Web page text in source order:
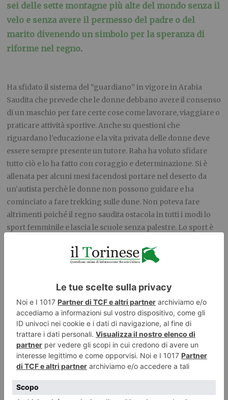
sei delle sette montagne più alte del mondo senza il
velo e senza avere il permesso del padre o del
marito divenendo un simbolo per la speranza di
riforme nel regno.
Ha sfidato il sistema del “guardiano” in vigore in Arabia
Saudita che prevede che le donne debbano avere il consenso
di un maschio per fare certe cose come lavorare, viaggiare o
praticare attività sportive. Anche su questioni che
riguardano l’educazione e la vita privata delle donne deve
essere sempre presente un tutore. Raha ha voluto sfidare
tutto ciò e lo ha fatto con coraggio e determinazione. Si è
allenata per alcuni mesi facendosi portare nel deserto da
un’autista perchè le donne non possono guidare e ha
cominciato a fare trekking sulle dune. Non poteva fare
altrimenti poiché il regno saudita ostacola in tutti i modi lo
sport femminile e lascia le scuole senza palestre. Lo sport è
causa dell’abbigliamento. Nata a Gedda, Raha Moharrak ha
30 anni e negli ultimi cinque anni ha preso parte a una
liberarsi dei divieti imposti dalla famiglia che inizialmente
era contraria alla sua passione e ai suoi sogni sportivi. Dopo
infiniti tentativi è riuscita a convincere i genitori e a gettarsi
nell’impresa di opporsi al “sistema”. E soprattutto è riuscita a
mobilitare un gran numero di donne che hanno lanciato
una campagna sui social media dal titolo “Io sono la
guardiana di me stessa” mirata contro le norme in vigore in
Arabia Saudita secondo le quali ogni scelta di una donna
dipende dalla volontà del maschio “guardiano”, che può